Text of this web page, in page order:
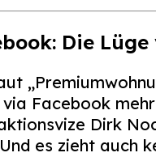
Die
Facebook
Dirk
es zieht auch